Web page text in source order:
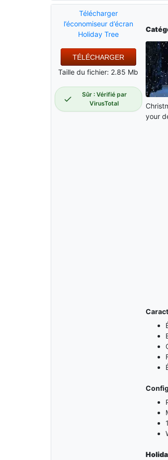
Télécharger
l’économiseur d’écran
Holiday Tree
TÉLÉCHARGER
Taille du fichier: 2.85 Mb
Sûr : Vérifié par
VirusTotal
your